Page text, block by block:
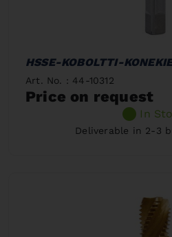
HSSE-KOBOLTTI-
Art. No. : 44-10312
Price on request
In
Deliverable in 2-3